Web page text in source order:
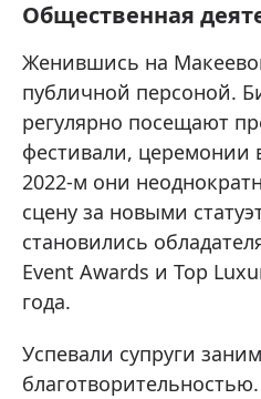
Общественная
Женившись на
публичной персоной.
регулярно посещают
фестивали, церемонии
2022-м они
сцену за новыми
становились
Event Awards и Top
года.
Успевали супруги